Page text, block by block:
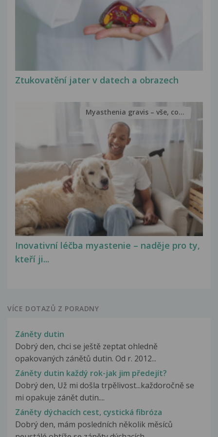
Ztukovatění jater v datech a obrazech
Inovativní léčba myastenie – naděje pro ty,
kteří ji...
Myasthenia gravis – vše, co...
VÍCE DOTAZŮ Z PORADNY
Záněty dutin
Dobrý den, chci se ještě zeptat ohledně
opakovaných zánětů dutin. Od r. 2012...
Záněty dutin každý rok-jak jim předejít?
Dobrý den, Už mi došla trpělivost...každoročně se
mi opakuje zánět dutin....
Záněty dýchacích cest, cystická fibróza
Dobrý den, mám posledních několik měsíců